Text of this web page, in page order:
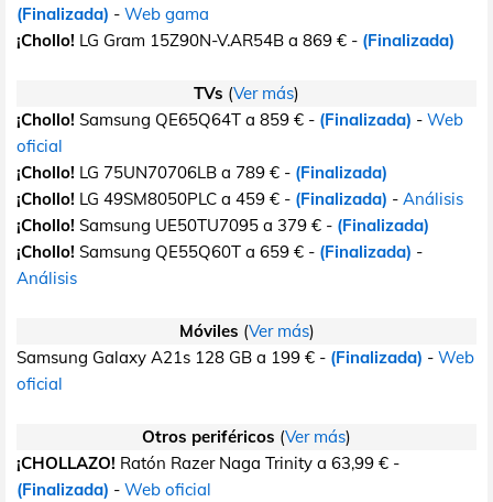
(Finalizada) - Web gama
¡Chollo! LG Gram 15Z90N-V.AR54B a 869 € - (Finalizada)
TVs (Ver más)
¡Chollo! Samsung QE65Q64T a 859 € - (Finalizada) - Web
oficial
¡Chollo! LG 75UN70706LB a 789 € - (Finalizada)
¡Chollo! LG 49SM8050PLC a 459 € - (Finalizada) - Análisis
¡Chollo! Samsung UE50TU7095 a 379 € - (Finalizada)
¡Chollo! Samsung QE55Q60T a 659 € - (Finalizada) -
Análisis
Móviles (Ver más)
Samsung Galaxy A21s 128 GB a 199 € - (Finalizada) - Web
oficial
Otros periféricos (Ver más)
¡CHOLLAZO! Ratón Razer Naga Trinity a 63,99 € -
(Finalizada) - Web oficial